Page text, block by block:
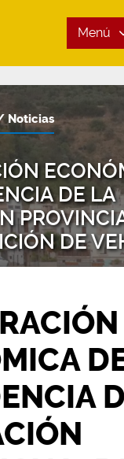
Menú
DE LA
DE
Noticias